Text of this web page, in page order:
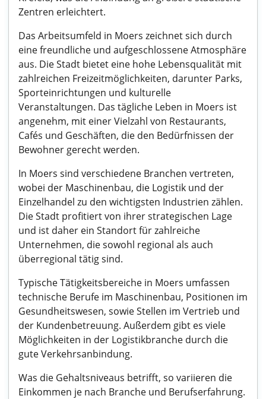
Zentren erleichtert.
Das Arbeitsumfeld in Moers zeichnet sich durch
eine freundliche und aufgeschlossene Atmosphäre
aus. Die Stadt bietet eine hohe Lebensqualität mit
zahlreichen Freizeitmöglichkeiten, darunter Parks,
Sporteinrichtungen und kulturelle
Veranstaltungen. Das tägliche Leben in Moers ist
angenehm, mit einer Vielzahl von Restaurants,
Cafés und Geschäften, die den Bedürfnissen der
Bewohner gerecht werden.
In Moers sind verschiedene Branchen vertreten,
wobei der Maschinenbau, die Logistik und der
Einzelhandel zu den wichtigsten Industrien zählen.
Die Stadt profitiert von ihrer strategischen Lage
und ist daher ein Standort für zahlreiche
Unternehmen, die sowohl regional als auch
überregional tätig sind.
Typische Tätigkeitsbereiche in Moers umfassen
technische Berufe im Maschinenbau, Positionen im
Gesundheitswesen, sowie Stellen im Vertrieb und
der Kundenbetreuung. Außerdem gibt es viele
Möglichkeiten in der Logistikbranche durch die
gute Verkehrsanbindung.
Was die Gehaltsniveaus betrifft, so variieren die
Einkommen je nach Branche und Berufserfahrung.